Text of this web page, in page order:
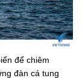
để chiêm
đàn cá tung